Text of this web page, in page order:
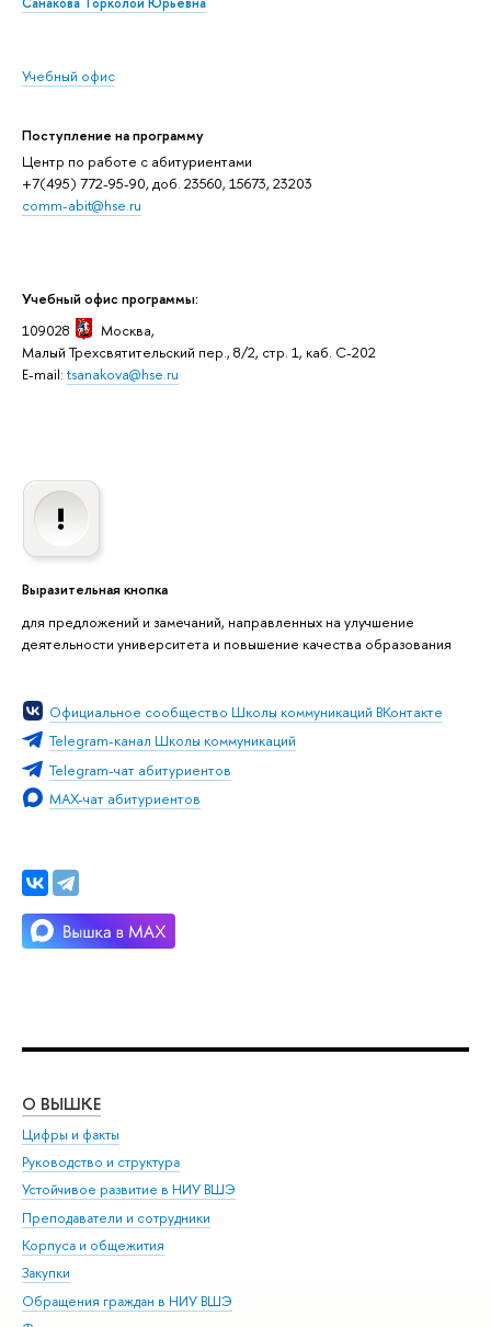
Учебный офис
Поступление на программу
Центр по работе с абитуриентами
+7(495) 772-95-90, доб. 23560, 15673, 23203
comm-abit@hse.ru
Учебный офис программы:
109028
Москва,
Малый Трехсвятительский пер., 8/2, стр. 1, каб. C-202
E-mail: tsanakova@hse.ru
Выразительная кнопка
для предложений и замечаний, направленных на улучшение
деятельности университета и повышение качества образования
Официальное сообщество Школы коммуникаций ВКонтакте
Telegram-канал Школы коммуникаций
Telegram-чат абитуриентов
MAX-чат абитуриентов
О ВЫШКЕ
Цифры и факты
Руководство и структура
Устойчивое развитие в НИУ ВШЭ
Преподаватели и сотрудники
Корпуса и общежития
Закупки
Обращения граждан в НИУ ВШЭ